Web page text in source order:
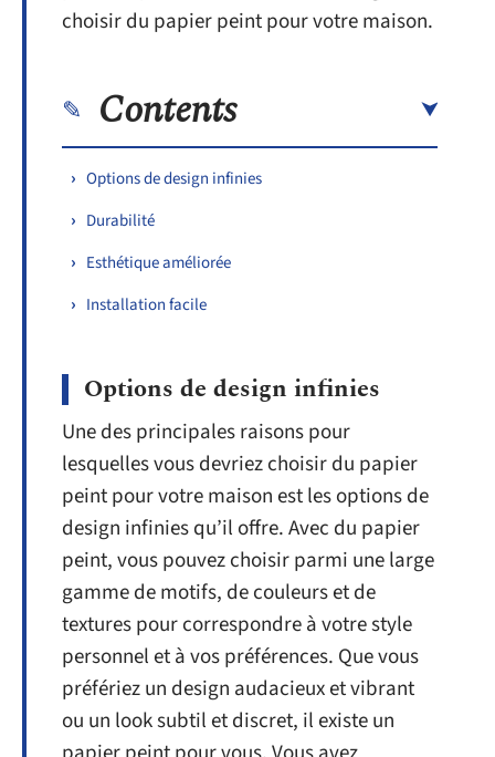
choisir du papier peint pour votre maison.
Contents
Options de design infinies
Durabilité
Esthétique améliorée
Installation facile
Options de design infinies
Une des principales raisons pour
lesquelles vous devriez choisir du papier
peint pour votre maison est les options de
design infinies qu’il offre. Avec du papier
peint, vous pouvez choisir parmi une large
gamme de motifs, de couleurs et de
textures pour correspondre à votre style
personnel et à vos préférences. Que vous
préfériez un design audacieux et vibrant
ou un look subtil et discret, il existe un